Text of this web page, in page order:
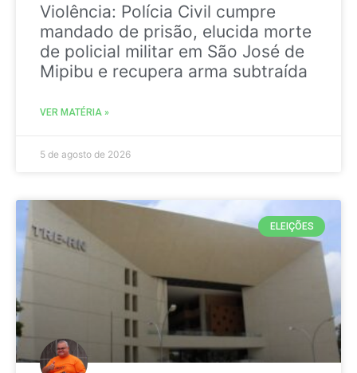
Violência: Polícia Civil cumpre
mandado de prisão, elucida morte
de policial militar em São José de
Mipibu e recupera arma subtraída
VER MATÉRIA »
5 de agosto de 2026
ELEIÇÕES